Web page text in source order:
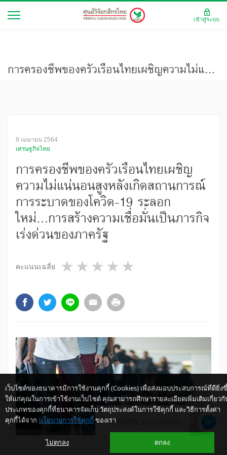
การครองชีพของครัวเรือนไทยเผชิญความไม่แน่นอนสูงหลังเกิดสถานการณ์การระบาดของโควิด-19 ระลอกใหม่...การสร้างความเชื่อมั่นเป็นภารกิจเร่งด่วนของภาครัฐ
9 เมษายน 2564
เศรษฐกิจไทย
การครองชีพของครัวเรือนไทยเผชิญ
ความไม่แน่นอนสูงหลังเกิดสถานการณ์
การระบาดของโควิด-19 ระลอก
ใหม่...การสร้างความเชื่อมั่นเป็นภารกิจ
เร่งด่วนของภาครัฐ
คะแนนเฉลี่ย 4 stars
3 stars
2 stars
1 star
เว็บไซต์ของธนาคารมีการใช้งานคุกกี้ (Cookies) เพื่อส่งมอบประสบการณ์ที่ดียิ่ง
ให้แก่คุณในการเข้าใช้งานเว็บไซต์ คุณสามารถศึกษารายละเอียดเพิ่มเติมเกี่ยวกั
ประเภทของคุกกี้ที่ธนาคารจัดเก็บ วัตถุประสงค์ในการใช้คุกกี้ และวิธีการตั้งค่า
คุกกี้ได้จาก นโยบายการใช้คุกกี้ ของเรา
ไม่ตกลง ตกลง
เข้าสู่ระบบ
ให้ K-Buddy ช่วยเหลือคุณ